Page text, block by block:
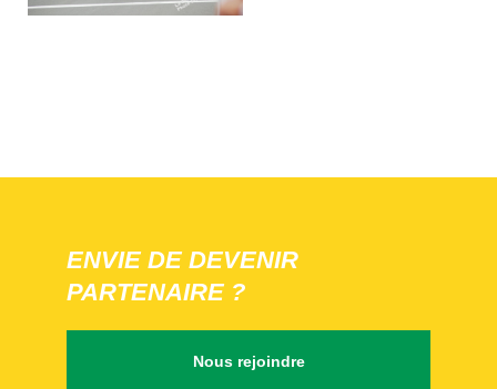
ENVIE DE DEVENIR
PARTENAIRE ?
Nous rejoindre